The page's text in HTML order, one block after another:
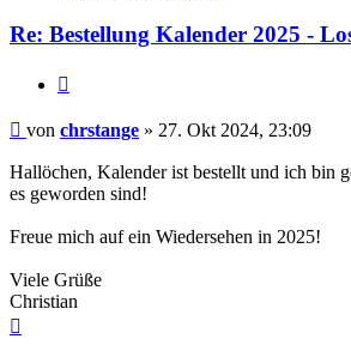
Re: Bestellung Kalender 2025 -
Beitrag
von chrstange » 27. Okt 2024, 23:09
Hallöchen, Kalender ist bestellt und ich bin
es geworden sind!
Freue mich auf ein Wiedersehen in 2025!
Viele Grüße
Christian